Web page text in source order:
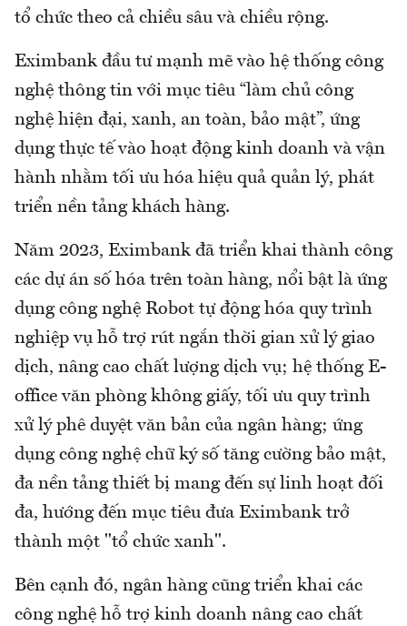
tổ chức theo cả chiều sâu và chiều rộng.
Eximbank đầu tư mạnh mẽ vào hệ thống công
nghệ thông tin với mục tiêu “làm chủ công
nghệ hiện đại, xanh, an toàn, bảo mật”, ứng
dụng thực tế vào hoạt động kinh doanh và vận
hành nhằm tối ưu hóa hiệu quả quản lý, phát
triển nền tảng khách hàng.
Năm 2023, Eximbank đã triển khai thành công
các dự án số hóa trên toàn hàng, nổi bật là ứng
dụng công nghệ Robot tự động hóa quy trình
nghiệp vụ hỗ trợ rút ngắn thời gian xử lý giao
dịch, nâng cao chất lượng dịch vụ; hệ thống E-
office văn phòng không giấy, tối ưu quy trình
xử lý phê duyệt văn bản của ngân hàng; ứng
dụng công nghệ chữ ký số tăng cường bảo mật,
đa nền tảng thiết bị mang đến sự linh hoạt đối
đa, hướng đến mục tiêu đưa Eximbank trở
thành một "tổ chức xanh".
Bên cạnh đó, ngân hàng cũng triển khai các
công nghệ hỗ trợ kinh doanh nâng cao chất